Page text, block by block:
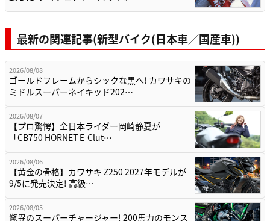
最新の関連記事(新型バイク(日本車／国産車))
2026/08/08
ゴールドフレームからシックな黒へ! カワサキの
ミドルスーパーネイキッド202…
2026/08/07
【プロ驚愕】全日本ライダー岡崎静夏が
「CB750 HORNET E-Clut…
2026/08/06
【黄金の骨格】カワサキ Z250 2027年モデルが
9/5に発売決定! 高級…
2026/08/05
驚異のスーパーチャージャー! 200馬力のモンス